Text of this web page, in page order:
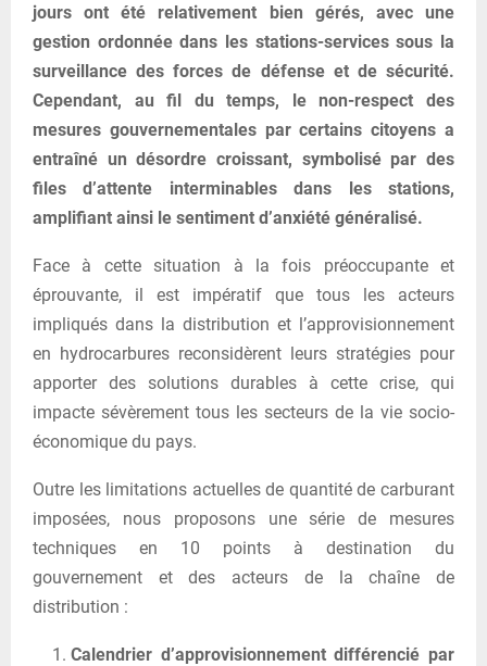
jours ont été relativement bien gérés, avec une
gestion ordonnée dans les stations-services sous la
surveillance des forces de défense et de sécurité.
Cependant, au fil du temps, le non-respect des
mesures gouvernementales par certains citoyens a
entraîné un désordre croissant, symbolisé par des
files d’attente interminables dans les stations,
amplifiant ainsi le sentiment d’anxiété généralisé.
Face à cette situation à la fois préoccupante et
éprouvante, il est impératif que tous les acteurs
impliqués dans la distribution et l’approvisionnement
en hydrocarbures reconsidèrent leurs stratégies pour
apporter des solutions durables à cette crise, qui
impacte sévèrement tous les secteurs de la vie socio-
économique du pays.
Outre les limitations actuelles de quantité de carburant
imposées, nous proposons une série de mesures
techniques en 10 points à destination du
gouvernement et des acteurs de la chaîne de
distribution :
Calendrier d’approvisionnement différencié par